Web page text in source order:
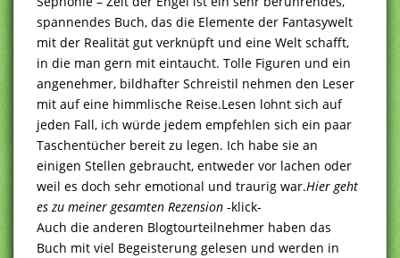
spannendes Buch, das die Elemente der Fantasywelt
mit der Realität gut verknüpft und eine Welt schafft,
in die man gern mit eintaucht. Tolle Figuren und ein
angenehmer, bildhafter Schreistil nehmen den Leser
mit auf eine himmlische Reise.Lesen lohnt sich auf
jeden Fall, ich würde jedem empfehlen sich ein paar
Taschentücher bereit zu legen. Ich habe sie an
einigen Stellen gebraucht, entweder vor lachen oder
weil es doch sehr emotional und traurig war.Hier geht
es zu meiner gesamten Rezension -klick-
Auch die anderen Blogtourteilnehmer haben das
Buch mit viel Begeisterung gelesen und werden in